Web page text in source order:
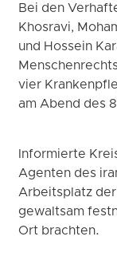
Bei den
Khosravi,
und Hossein
vier
am Abend des
Informierte
Agenten des
Arbeitsplatz
gewaltsam
Ort brachten.